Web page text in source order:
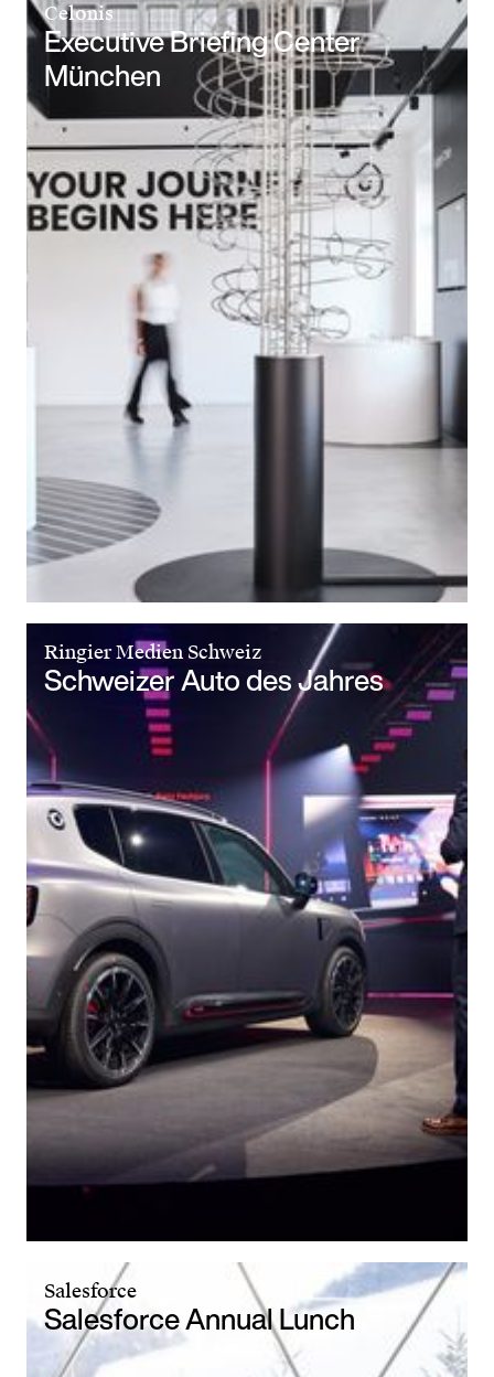
Celonis
Executive Briefing Center
München
Ringier Medien Schweiz
Schweizer Auto des Jahres
Salesforce
Salesforce Annual Lunch